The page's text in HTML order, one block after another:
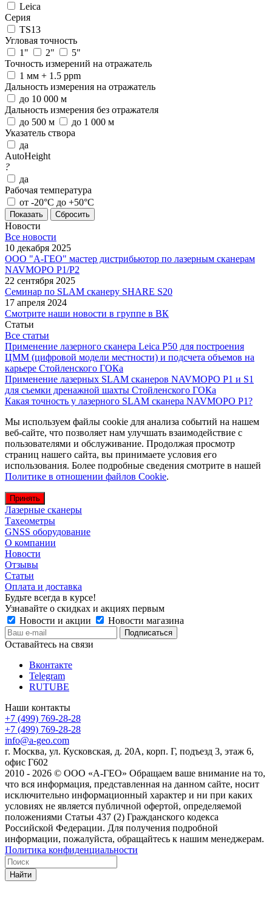
Leica
Серия
TS13
Угловая точность
1"
2"
5"
Точность измерений на отражатель
1 мм + 1.5 ppm
Дальность измерения на отражатель
до 10 000 м
Дальность измерения без отражателя
до 500 м
до 1 000 м
Указатель створа
да
AutoHeight
?
да
Рабочая температура
от -20°С до +50°С
Сбросить
Новости
Все новости
10 декабря 2025
ООО "А-ГЕО" мастер дистрибьютор по лазерным сканерам
NAVMOPO P1/P2
22 сентября 2025
Семинар по SLAM сканеру SHARE S20
17 апреля 2024
Смотрите наши новости в группе в ВК
Статьи
Все статьи
Применение лазерного сканера Leica P50 для построения
ЦММ (цифровой модели местности) и подсчета объемов на
карьере Стойленского ГОКа
Применение лазерных SLAM сканеров NAVMOPO P1 и S1
для съемки дренажной шахты Стойленского ГОКа
Какая точность у лазерного SLAM сканера NAVMOPO P1?
Мы используем файлы cookie для анализа событий на нашем
веб-сайте, что позволяет нам улучшать взаимодействие с
пользователями и обслуживание. Продолжая просмотр
страниц нашего сайта, вы принимаете условия его
использования. Более подробные сведения смотрите в нашей
Политике в отношении файлов Cookie.
Принять
Лазерные сканеры
Тахеометры
GNSS оборудование
О компании
Новости
Отзывы
Статьи
Оплата и доставка
Будьте всегда в курсе!
Узнавайте о скидках и акциях первым
Новости и акции
Новости магазина
Оставайтесь на связи
Вконтакте
Telegram
RUTUBE
Наши контакты
+7 (499) 769-28-28
+7 (499) 769-28-28
info@a-geo.com
г. Москва, ул. Кусковская, д. 20А, корп. Г, подъезд 3, этаж 6,
офис Г602
2010 - 2026 © ООО «А-ГЕО» Обращаем ваше внимание на то,
что вся информация, представленная на данном сайте, носит
исключительно информационный характер и ни при каких
условиях не является публичной офертой, определяемой
положениями Статьи 437 (2) Гражданского кодекса
Российской Федерации. Для получения подробной
информации, пожалуйста, обращайтесь к нашим менеджерам.
Политика конфиденциальности
Найти